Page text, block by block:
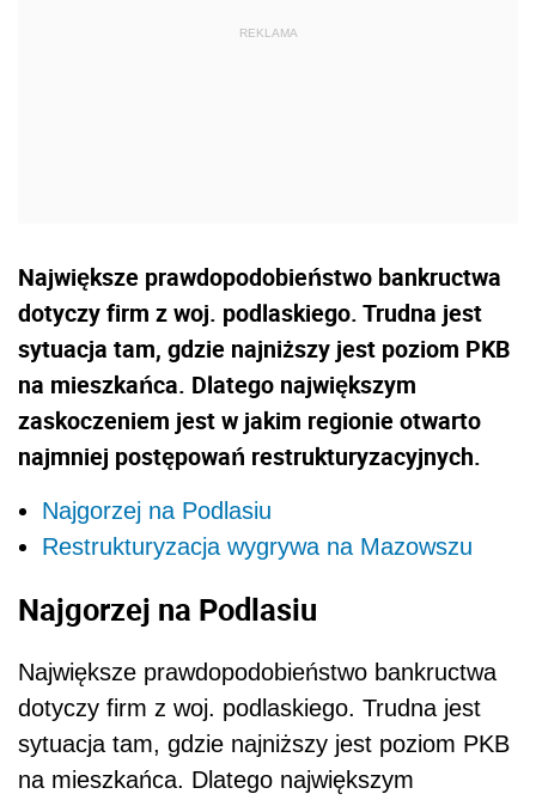
Największe prawdopodobieństwo bankructwa
dotyczy firm z woj. podlaskiego. Trudna jest
sytuacja tam, gdzie najniższy jest poziom PKB
na mieszkańca. Dlatego największym
zaskoczeniem jest w jakim regionie otwarto
najmniej postępowań restrukturyzacyjnych.
Najgorzej na Podlasiu
Restrukturyzacja wygrywa na Mazowszu
Najgorzej na Podlasiu
Największe prawdopodobieństwo bankructwa
dotyczy firm z woj. podlaskiego. Trudna jest
sytuacja tam, gdzie najniższy jest poziom PKB
na mieszkańca. Dlatego największym